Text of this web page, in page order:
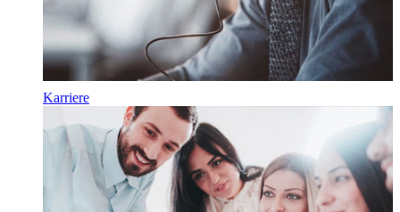
Karriere